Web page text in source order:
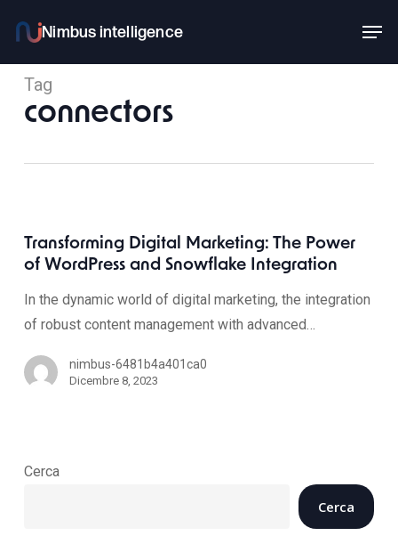
main
content
Tag
connectors
Transforming Digital Marketing: The Power
of WordPress and Snowflake Integration
In the dynamic world of digital marketing, the integration
of robust content management with advanced…
nimbus-6481b4a401ca0
Dicembre 8, 2023
Cerca
Cerca